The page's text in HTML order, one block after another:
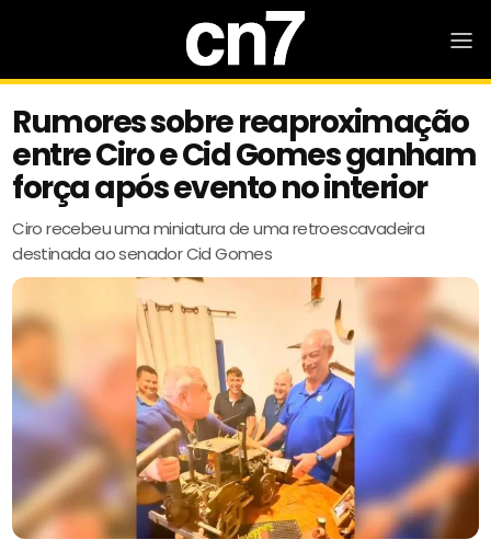
Rumores sobre reaproximação
entre Ciro e Cid Gomes ganham
força após evento no interior
Ciro recebeu uma miniatura de uma retroescavadeira
destinada ao senador Cid Gomes